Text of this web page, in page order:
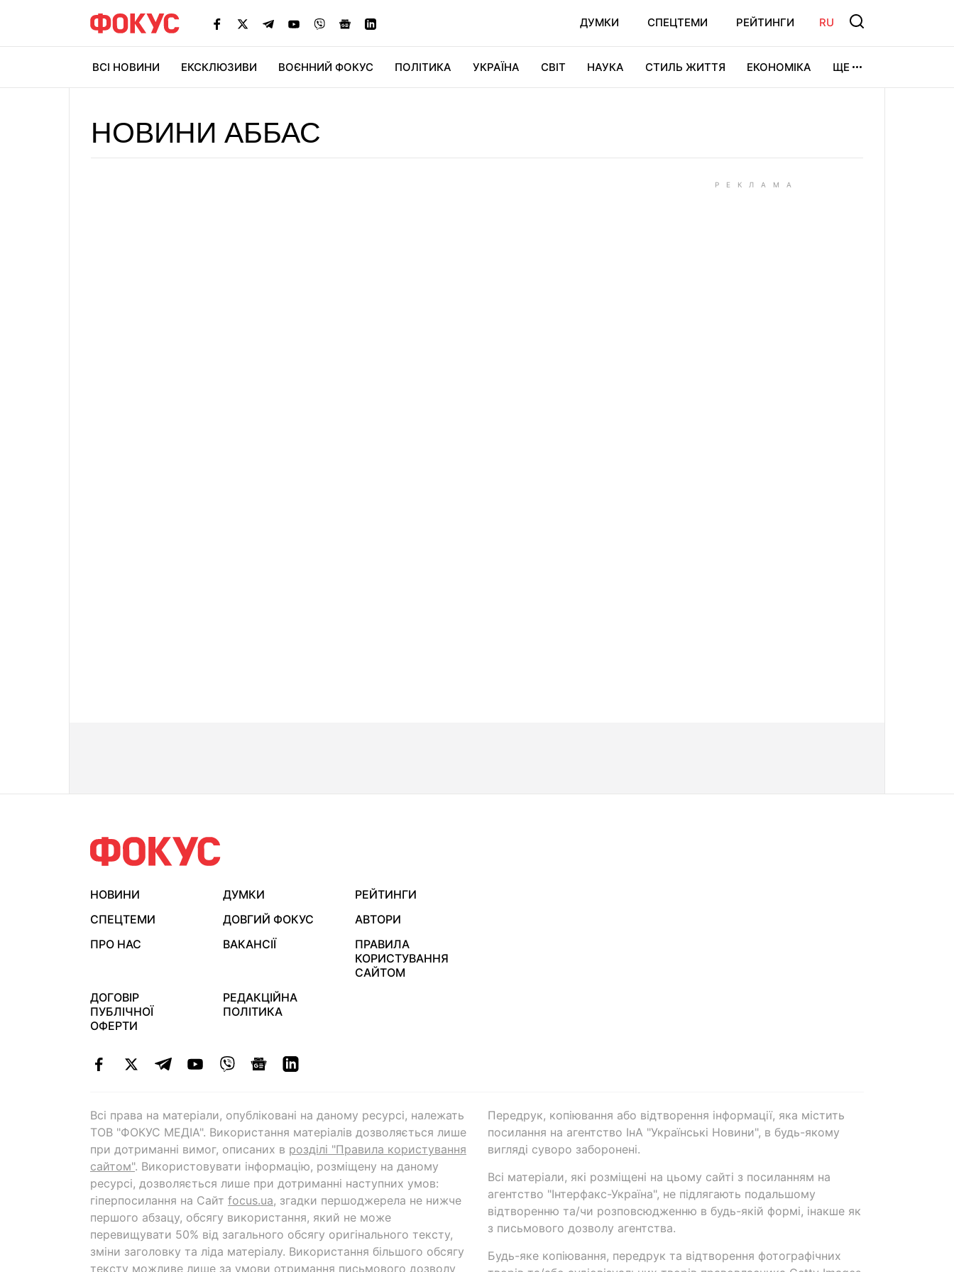
ДУМКИ СПЕЦТЕМИ РЕЙТИНГИ RU
ВСІ НОВИНИ ЕКСКЛЮЗИВИ ВОЄННИЙ ФОКУС ПОЛІТИКА УКРАЇНА СВІТ НАУКА СТИЛЬ ЖИТТЯ ЕКОНОМІКА ЩЕ
НОВИНИ АББАС
НОВИНИ ДУМКИ
РЕЙТИНГИ
СПЕЦТЕМИ
ДОВГИЙ ФОКУС
АВТОРИ
ПРО НАС
ВАКАНСІЇ
ПРАВИЛА
КОРИСТУВАННЯ
САЙТОМ
ДОГОВІР
ПУБЛІЧНОЇ
ОФЕРТИ
РЕДАКЦІЙНА
ПОЛІТИКА
Всі права на матеріали, опубліковані на даному ресурсі, належать
ТОВ "ФОКУС МЕДІА". Використання матеріалів дозволяється лише
при дотриманні вимог, описаних в розділі "Правила користування
сайтом". Використовувати інформацію, розміщену на даному
ресурсі, дозволяється лише при дотриманні наступних умов:
гіперпосилання на Cайт focus.ua, згадки першоджерела не нижче
першого абзацу, обсягу використання, який не може
перевищувати 50% від загального обсягу оригінального тексту,
зміни заголовку та ліда матеріалу. Використання більшого обсягу
тексту можливе лише за умови отримання письмового дозволу
Передрук, копіювання або відтворення інформації, яка містить
посилання на агентство ІнА "Українські Новини", в будь-якому
вигляді суворо заборонені.
Всі матеріали, які розміщені на цьому сайті з посиланням на
агентство "Інтерфакс-Україна", не підлягають подальшому
відтворенню та/чи розповсюдженню в будь-якій формі, інакше як
з письмового дозволу агентства.
Будь-яке копіювання, передрук та відтворення фотографічних